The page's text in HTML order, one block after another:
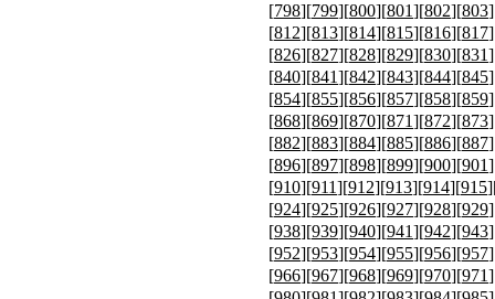
[798][799][800][801][802][803
[812][813][814][815][816][817
[826][827][828][829][830][831
[840][841][842][843][844][845
[854][855][856][857][858][859
[868][869][870][871][872][873
[882][883][884][885][886][887
[896][897][898][899][900][901
[910][911][912][913][914][915
[924][925][926][927][928][929
[938][939][940][941][942][943
[952][953][954][955][956][957
[966][967][968][969][970][971